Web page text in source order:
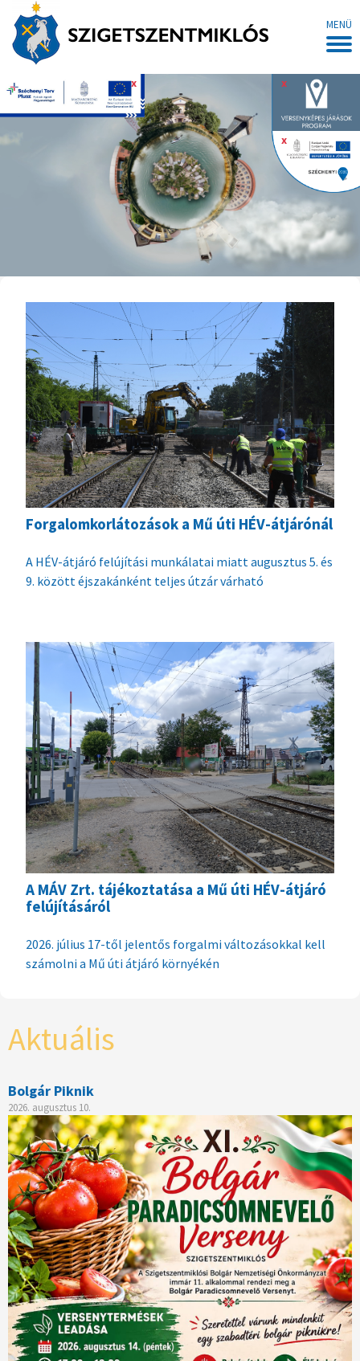
MENÜ
x
x
x
Forgalomkorlátozások a Mű úti HÉV-átjárónál
A HÉV-átjáró felújítási munkálatai miatt augusztus 5. és
9. között éjszakánként teljes útzár várható
A MÁV Zrt. tájékoztatása a Mű úti HÉV-átjáró
felújításáról
2026. július 17-től jelentős forgalmi változásokkal kell
számolni a Mű úti átjáró környékén
Aktuális
Bolgár Piknik
2026. augusztus 10.